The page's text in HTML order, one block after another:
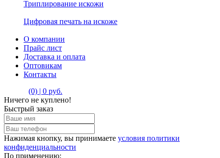
Триплирование искожи
Цифровая печать на искоже
О компании
Прайс лист
Доставка и оплата
Оптовикам
Контакты
(0) | 0 руб.
Ничего не куплено!
Быстрый заказ
Нажимая кнопку, вы принимаете условия политики
конфиденциальности
По применению: